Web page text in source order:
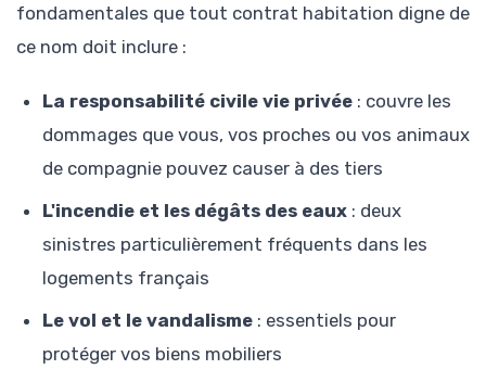
fondamentales que tout contrat habitation digne de
ce nom doit inclure :
La responsabilité civile vie privée : couvre les
dommages que vous, vos proches ou vos animaux
de compagnie pouvez causer à des tiers
L'incendie et les dégâts des eaux : deux
sinistres particulièrement fréquents dans les
logements français
Le vol et le vandalisme : essentiels pour
protéger vos biens mobiliers